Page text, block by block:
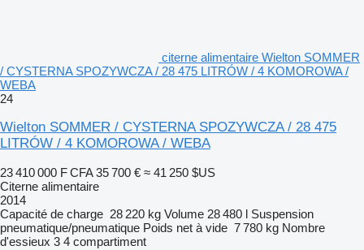
citerne alimentaire Wielton SOMMER
/ CYSTERNA SPOZYWCZA / 28 475 LITRÓW / 4 KOMOROWA /
WEBA
24
Wielton SOMMER / CYSTERNA SPOZYWCZA / 28 475
LITRÓW / 4 KOMOROWA / WEBA
23 410 000 F CFA 35 700 € ≈ 41 250 $US
Citerne alimentaire
2014
Capacité de charge 28 220 kg Volume 28 480 l Suspension
pneumatique/pneumatique Poids net à vide 7 780 kg Nombre
d'essieux 3 4 compartiment